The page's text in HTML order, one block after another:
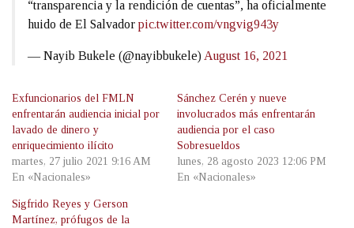
“transparencia y la rendición de cuentas”, ha oficialmente
huido de El Salvador pic.twitter.com/vngvig943y
— Nayib Bukele (@nayibbukele) August 16, 2021
Exfuncionarios del FMLN
enfrentarán audiencia inicial por
lavado de dinero y
enriquecimiento ilícito
martes, 27 julio 2021 9:16 AM
En «Nacionales»
Sánchez Cerén y nueve
involucrados más enfrentarán
audiencia por el caso
Sobresueldos
lunes, 28 agosto 2023 12:06 PM
En «Nacionales»
Sigfrido Reyes y Gerson
Martínez, prófugos de la